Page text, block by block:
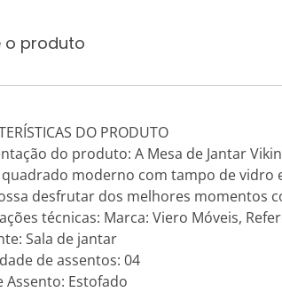
o produto
DO PRODUTO
do produto: A Mesa de Jantar
moderno com tampo de vidro
desfrutar dos melhores momentos
técnicas: Marca: Viero Móveis,
Sala de jantar
de assentos: 04
Assento: Estofado